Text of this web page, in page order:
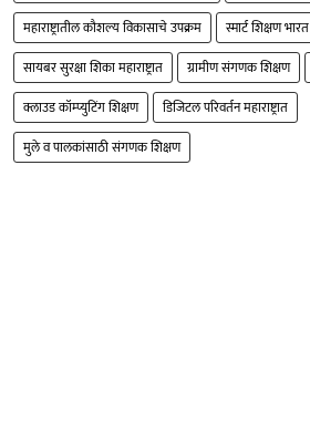
महाराष्ट्रातील कौशल्य विकासाचे उपक्रम
स्मार्ट शिक्षण भारत
सायबर सुरक्षा शिका महाराष्ट्रात
ग्रामीण संगणक शिक्षण
क्लाउड कॉम्प्युटिंग शिक्षण
डिजिटल परिवर्तन महाराष्ट्रात
मुले व पालकांसाठी संगणक शिक्षण